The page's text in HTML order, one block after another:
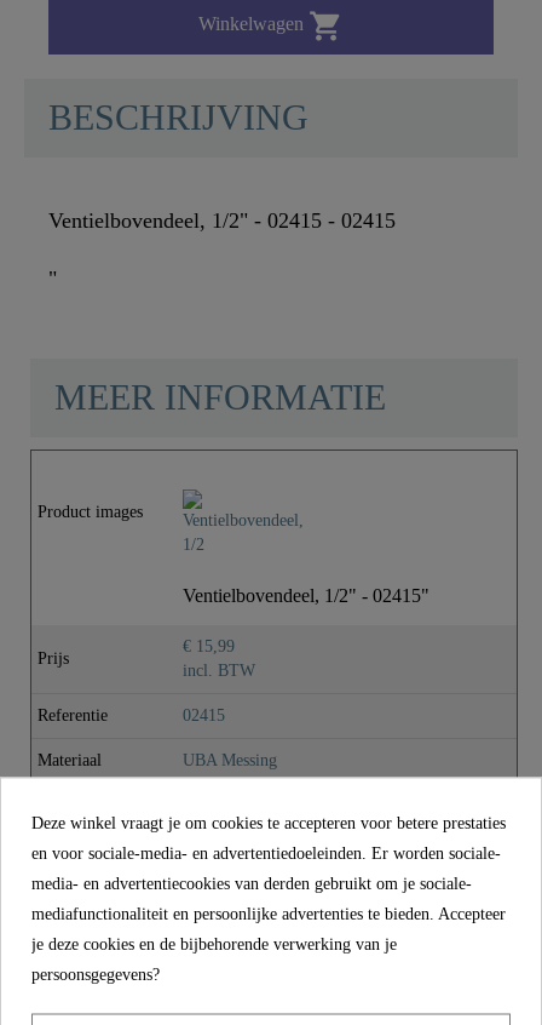
Winkelwagen 
BESCHRIJVING
Ventielbovendeel, 1/2" - 02415 - 02415
"
0,0 Kg
4,3 Cm
MEER INFORMATIE
Product images
Ventielbovendeel, 1/2" - 02415"
Prijs
€ 15,99
incl. BTW
Referentie 02415
Materiaal UBA Messing
Lengte 4,3 cm
CONTACT
Franz Joseph Schütte GmbH
Deze winkel vraagt je om cookies te accepteren voor betere prestaties
en voor sociale-media- en advertentiedoeleinden. Er worden sociale-
media- en advertentiecookies van derden gebruikt om je sociale-
mediafunctionaliteit en persoonlijke advertenties te bieden. Accepteer
je deze cookies en de bijbehorende verwerking van je
persoonsgegevens?